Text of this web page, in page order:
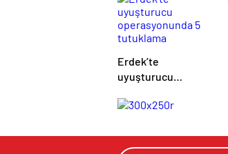
Erdek’te
uyuşturucu
tutuklama